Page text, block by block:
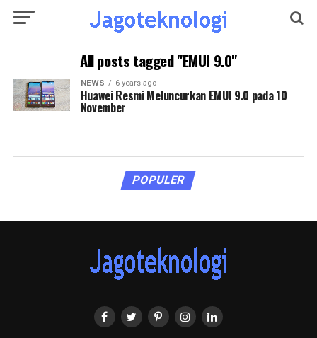
All posts tagged "EMUI 9.0"
NEWS 6 years ago
Huawei Resmi Meluncurkan EMUI 9.0 pada 10
November
POPULER